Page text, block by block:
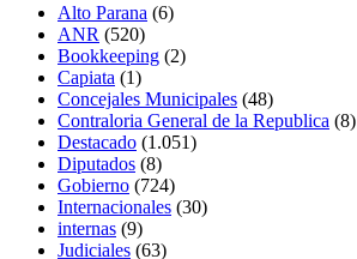
Alto Parana (6)
ANR (520)
Bookkeeping (2)
Capiata (1)
Concejales Municipales (48)
Contraloria General de la Republica (8)
Destacado (1.051)
Diputados (8)
Gobierno (724)
Internacionales (30)
internas (9)
Judiciales (63)